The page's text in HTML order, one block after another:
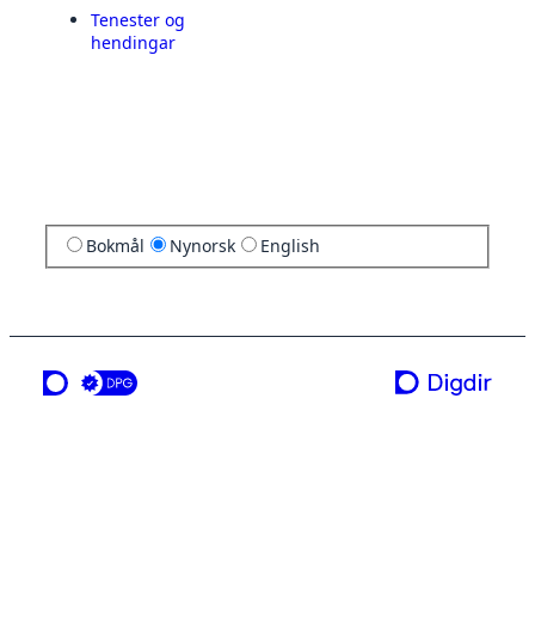
Tenester og
hendingar
Bokmål Nynorsk English